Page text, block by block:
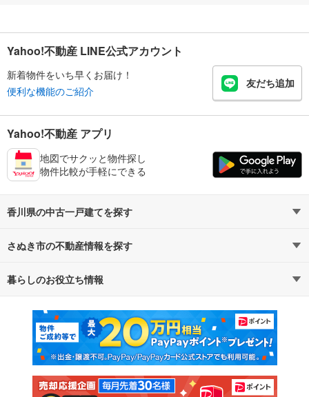
Yahoo!不動産 LINE公式アカウント
新着物件をいち早くお届け！
便利な機能のご紹介
友だち追加
Yahoo!不動産 アプリ
地図でサクッと物件探し
物件比較が手軽にできる
香川県の中古一戸建てを探す
路線・駅から探す
通勤・通学時間から探す
さぬき市の不動産情報を探す
不動産・住宅
新築マンション 中古マンション
新築一戸建て 中古一戸建て
注文住宅 土地
暮らしのお役立ち情報
マンションカタログ 教えて！住まいの先生